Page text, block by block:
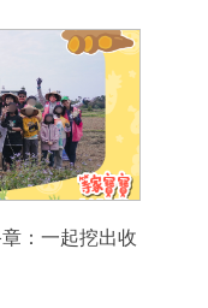
：一起挖出收